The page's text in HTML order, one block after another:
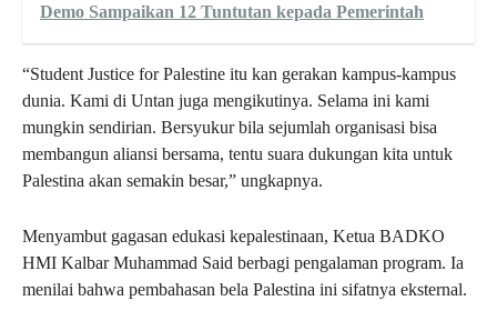
Demo Sampaikan 12 Tuntutan kepada Pemerintah
“Student Justice for Palestine itu kan gerakan kampus-kampus
dunia. Kami di Untan juga mengikutinya. Selama ini kami
mungkin sendirian. Bersyukur bila sejumlah organisasi bisa
membangun aliansi bersama, tentu suara dukungan kita untuk
Palestina akan semakin besar,” ungkapnya.
Menyambut gagasan edukasi kepalestinaan, Ketua BADKO
HMI Kalbar Muhammad Said berbagi pengalaman program. Ia
menilai bahwa pembahasan bela Palestina ini sifatnya eksternal.